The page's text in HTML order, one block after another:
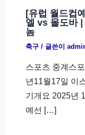
[유럽 월드컵
엘 vs 몰도바
놈
축구/ 글쓴이
스포츠 중계스
년11월17일 이
기개요 2025년
예선 […]